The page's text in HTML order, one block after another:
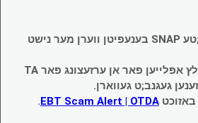
אפליקאציעס פאר געגנב;טע SNAP בענעפיטן ווערן מער נישט
הויזגעזינדער קענען נאכאלץ אפּלייען פאר אן ערזעצונג פאר TA
געגנב;ט געווארן.
EBT Scam Alert | OTDA
.